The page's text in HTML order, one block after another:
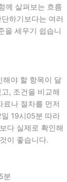
께 살펴보는 흐름
하기보다는 여러
을 세우기 쉽습니
해야 할 항목이 달
, 조건을 비교해
료나 절차를 먼저
19시05분 따라
다 실제로 확인해
이 좋습니다.
분